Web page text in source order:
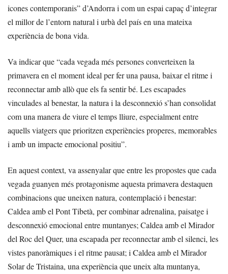
icones contemporanis” d’Andorra i com un espai capaç d’integrar
el millor de l’entorn natural i urbà del país en una mateixa
experiència de bona vida.
Va indicar que “cada vegada més persones converteixen la
primavera en el moment ideal per fer una pausa, baixar el ritme i
reconnectar amb allò que els fa sentir bé. Les escapades
vinculades al benestar, la natura i la desconnexió s’han consolidat
com una manera de viure el temps lliure, especialment entre
aquells viatgers que prioritzen experiències properes, memorables
i amb un impacte emocional positiu”.
En aquest context, va assenyalar que entre les propostes que cada
vegada guanyen més protagonisme aquesta primavera destaquen
combinacions que uneixen natura, contemplació i benestar:
Caldea amb el Pont Tibetà, per combinar adrenalina, paisatge i
desconnexió emocional entre muntanyes; Caldea amb el Mirador
del Roc del Quer, una escapada per reconnectar amb el silenci, les
vistes panoràmiques i el ritme pausat; i Caldea amb el Mirador
Solar de Tristaina, una experiència que uneix alta muntanya,